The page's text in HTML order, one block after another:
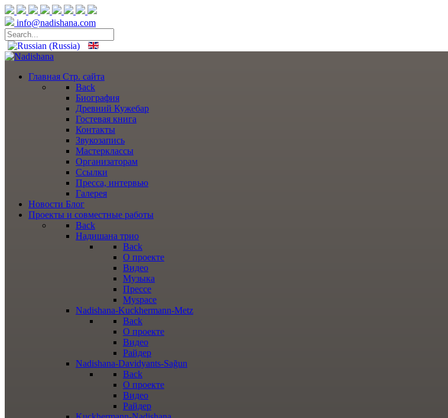
info@nadishana.com
Главная Стр. сайта
Back
Биография
Древний Кужебар
Гостевая книга
Контакты
Звукозапись
Мастерклассы
Организаторам
Ссылки
Пресса, интервью
Галерея
Новости Блог
Проекты и совместные работы
Back
Надишана трио
Back
О проекте
Видео
Музыка
Прессе
Myspace
Nadishana-Kuckhermann-Metz
Back
О проекте
Видео
Райдер
Nadishana-Davidyants-Sağun
Back
О проекте
Видео
Райдер